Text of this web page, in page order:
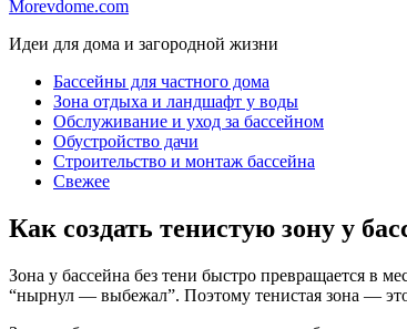
Morevdome.com
Идеи для дома и загородной жизни
Бассейны для частного дома
Зона отдыха и ландшафт у воды
Обслуживание и уход за бассейном
Обустройство дачи
Строительство и монтаж бассейна
Свежее
Как создать тенистую зону у
Зона у бассейна без тени быстро превращается в
“нырнул — выбежал”. Поэтому тенистая зона — это